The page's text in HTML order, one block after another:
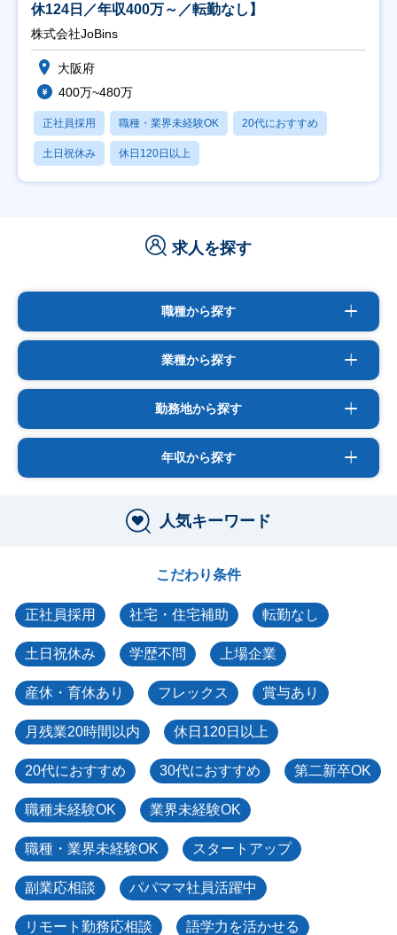
休124日／年収400万～／転勤なし】
株式会社JoBins
大阪府
400万~480万
正社員採用 職種・業界未経験OK 20代におすすめ
土日祝休み 休日120日以上
求人を探す
職種から探す
業種から探す
勤務地から探す
年収から探す
人気キーワード
こだわり条件
正社員採用 社宅・住宅補助 転勤なし
土日祝休み 学歴不問 上場企業
産休・育休あり フレックス 賞与あり
月残業20時間以内 休日120日以上
20代におすすめ 30代におすすめ 第二新卒OK
職種未経験OK 業界未経験OK
職種・業界未経験OK スタートアップ
副業応相談 パパママ社員活躍中
リモート勤務応相談 語学力を活かせる